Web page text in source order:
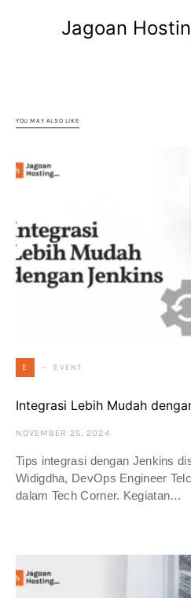
Jagoan
YOU MAY ALSO LIKE
E EVENT
Integrasi Lebih Mudah
NOVEMBER 25, 2024
Tips integrasi dengan Jenkins
Widigdha, DevOps Engineer
dalam Tech Corner. Kegiatan…